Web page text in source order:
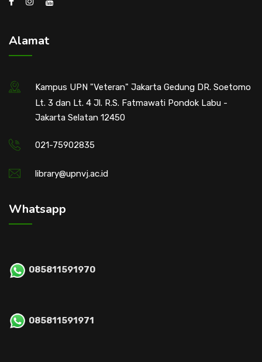
Alamat
Kampus UPN "Veteran" Jakarta Gedung DR. Soetomo
Lt. 3 dan Lt. 4 Jl. R.S. Fatmawati Pondok Labu -
Jakarta Selatan 12450
021-75902835
library@upnvj.ac.id
Whatsapp
085811591970
085811591971